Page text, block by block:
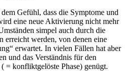
Gefühl, dass die Symptome und
eine neue Aktivierung nicht mehr
simpel auch durch die
erreicht werden, von denen eine
erwartet. In vielen Fällen hat aber
und das Verständnis für den
= konfliktgelöste Phase) genügt.